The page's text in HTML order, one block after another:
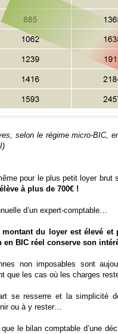
selon le régime micro-BIC,
pour le plus petit loyer brut
à plus de 700€ !
d’un expert-comptable…
du loyer est élevé et
BIC réel conserve son
non imposables sont
que les cas où les charges
se resserre et la simplicité
ou à y rester…
le bilan comptable d’une